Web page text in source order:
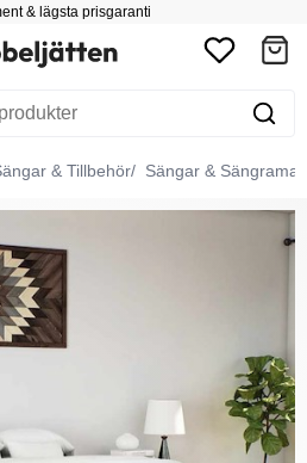
& lägsta prisgaranti
& Tillbehör Sängar & Sängramar